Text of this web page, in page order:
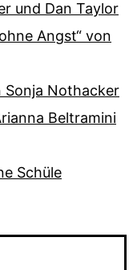
und Dan Taylor
Angst“ von
Sonja Nothacker
Beltramini
Schüle